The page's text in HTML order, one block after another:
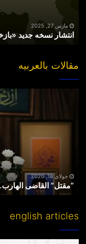
آمازونمارس 27, 2025
انتشار نسخه جدید
مقالات بالعربیه
والبحث
جولای 18, 2020
“مقتل” القاضی
english articles